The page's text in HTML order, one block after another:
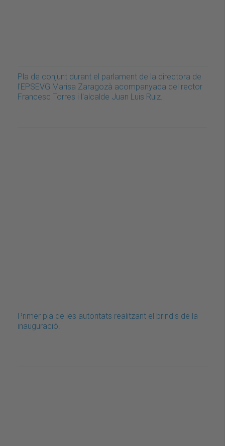
Pla de conjunt durant el parlament de la directora de
l'EPSEVG Marisa Zaragozà acompanyada del rector
Francesc Torres i l'alcalde Juan Luis Ruiz.
Primer pla de les autoritats realitzant el brindis de la
inauguració.